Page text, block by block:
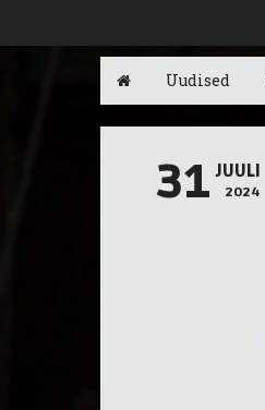
Uudised
31 JUULI
2024